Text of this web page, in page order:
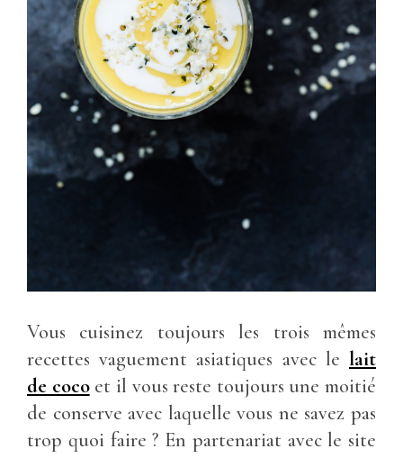
Vous cuisinez toujours les trois mêmes
recettes vaguement asiatiques avec le lait
de cocoet il vous reste toujours une moitié
de conserve avec laquelle vous ne savez pas
trop quoi faire ? En partenariat avec le site